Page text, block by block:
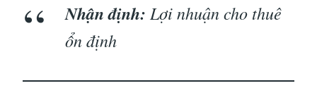
Nhận định: Lợi nhuận cho thuê
ổn định